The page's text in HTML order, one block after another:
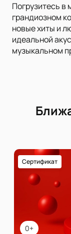
Погрузитесь в
грандиозном
новые хиты и
идеальной
музыкальном
0+
Сертификат